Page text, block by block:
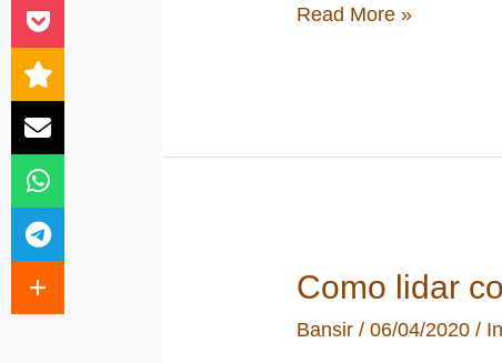
Dizer
Read More »
Como lidar
Bansir/06/04/2020/